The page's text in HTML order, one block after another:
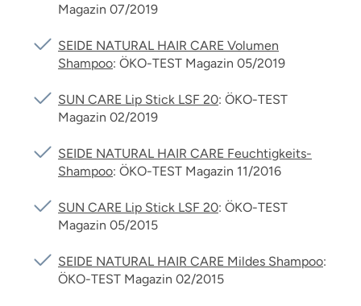
Magazin 07/2019
SEIDE NATURAL HAIR CARE Volumen
Shampoo: ÖKO-TEST Magazin 05/2019
SUN CARE Lip Stick LSF 20: ÖKO-TEST
Magazin 02/2019
SEIDE NATURAL HAIR CARE Feuchtigkeits-
Shampoo: ÖKO-TEST Magazin 11/2016
SUN CARE Lip Stick LSF 20: ÖKO-TEST
Magazin 05/2015
SEIDE NATURAL HAIR CARE Mildes Shampoo:
ÖKO-TEST Magazin 02/2015